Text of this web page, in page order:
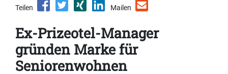
Teilen Mailen
Ex-Prizeotel-Manager
gründen Marke für
Seniorenwohnen